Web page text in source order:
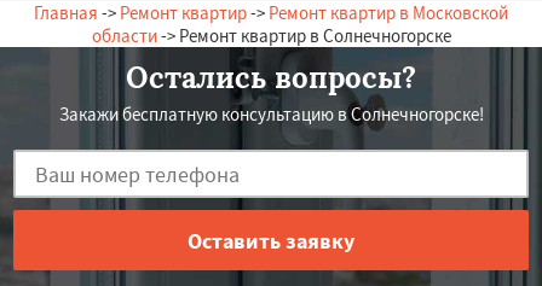
Главная -> Ремонт квартир-> Ремонт квартир в Московской
области-> Ремонт квартир в Солнечногорске
Остались вопросы?
Закажи бесплатную консультацию в Солнечногорске!